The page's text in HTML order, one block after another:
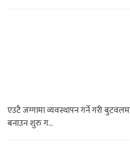
एउटै जग्गामा व्यवस्थापन गर्ने गरी बुटवलमा
बनाउन शुरु ग...